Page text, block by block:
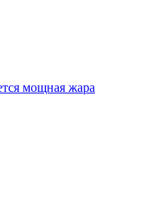
мощная жара